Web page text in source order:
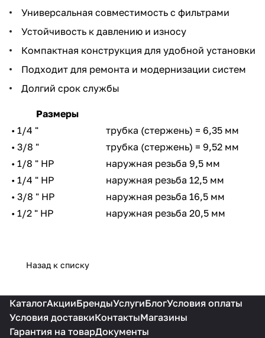
Универсальная совместимость с фильтрами
Устойчивость к давлению и износу
Компактная конструкция для удобной установки
Подходит для ремонта и модернизации систем
Долгий срок службы
Размеры
• 1/4 "
трубка (стержень) = 6,35 мм
• 3/8 "
трубка (стержень) = 9,52 мм
• 1/8 " НР
наружная резьба 9,5 мм
• 1/4 " НР
наружная резьба 12,5 мм
• 3/8 " НР
наружная резьба 16,5 мм
• 1/2 " НР
наружная резьба 20,5 мм
Назад к списку
КаталогАкцииБрендыУслугиБлогУсловия оплаты
Условия доставкиКонтактыМагазины
Гарантия на товарДокументы